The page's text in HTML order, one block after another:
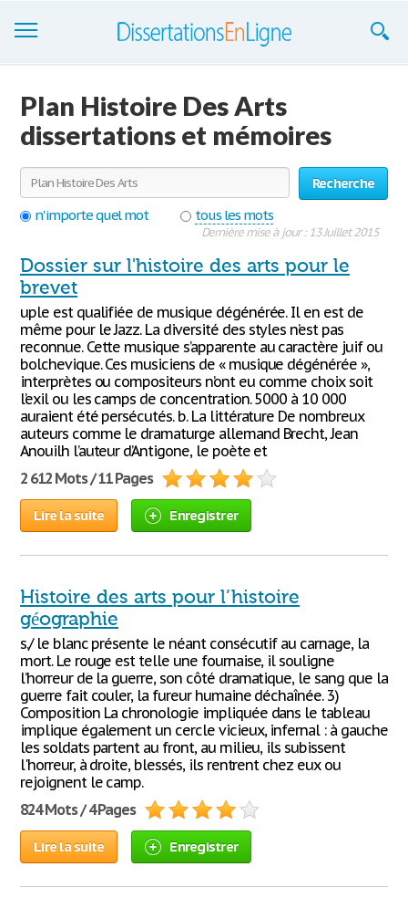
S'inscrire
Se connecter
Contactez-nous
Plan Histoire Des Arts
dissertations et mémoires
Recherche
n'importe quel mot
tous les mots
Dernière mise à jour : 13 Juillet 2015
Dossier sur l'histoire des arts pour le
brevet
uple est qualifiée de musique dégénérée. Il en est de
même pour le Jazz. La diversité des styles n’est pas
reconnue. Cette musique s’apparente au caractère juif ou
bolchevique. Ces musiciens de « musique dégénérée »,
interprètes ou compositeurs n’ont eu comme choix soit
l’exil ou les camps de concentration. 5000 à 10 000
auraient été persécutés. b. La littérature De nombreux
auteurs comme le dramaturge allemand Brecht, Jean
Anouilh l’auteur d’Antigone, le poète et
2 612 Mots / 11 Pages
Lire la suite Enregistrer
Histoire des arts pour l’histoire
géographie
s./ le blanc présente le néant consécutif au carnage, la
mort. Le rouge est telle une fournaise, il souligne
l’horreur de la guerre, son côté dramatique, le sang que la
guerre fait couler, la fureur humaine déchaînée. 3)
Composition La chronologie impliquée dans le tableau
implique également un cercle vicieux, infernal : à gauche
les soldats partent au front, au milieu, ils subissent
l'horreur, à droite, blessés, ils rentrent chez eux ou
rejoignent le camp.
824 Mots / 4 Pages
Lire la suite Enregistrer